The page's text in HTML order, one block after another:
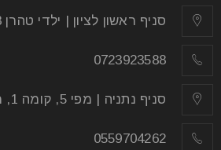
סניף ראשון לציון | ילדי טהרן 8, מתחם "gigi's"
0723923588
סניף נתניה | מפי 5, קומה 1, מתחם "Soho"
0559704262